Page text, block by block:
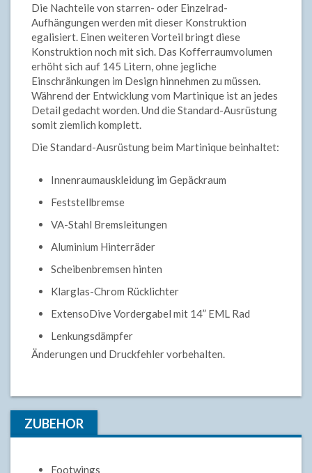
Die Nachteile von starren- oder Einzelrad-
Aufhängungen werden mit dieser Konstruktion
egalisiert. Einen weiteren Vorteil bringt diese
Konstruktion noch mit sich. Das Kofferraumvolumen
erhöht sich auf 145 Litern, ohne jegliche
Einschränkungen im Design hinnehmen zu müssen.
Während der Entwicklung vom Martinique ist an jedes
Detail gedacht worden. Und die Standard-Ausrüstung
somit ziemlich komplett.
Die Standard-Ausrüstung beim Martinique beinhaltet:
Innenraumauskleidung im Gepäckraum
Feststellbremse
VA-Stahl Bremsleitungen
Aluminium Hinterräder
Scheibenbremsen hinten
Klarglas-Chrom Rücklichter
ExtensoDive Vordergabel mit 14” EML Rad
Lenkungsdämpfer
Änderungen und Druckfehler vorbehalten.
ZUBEHOR
Footwings